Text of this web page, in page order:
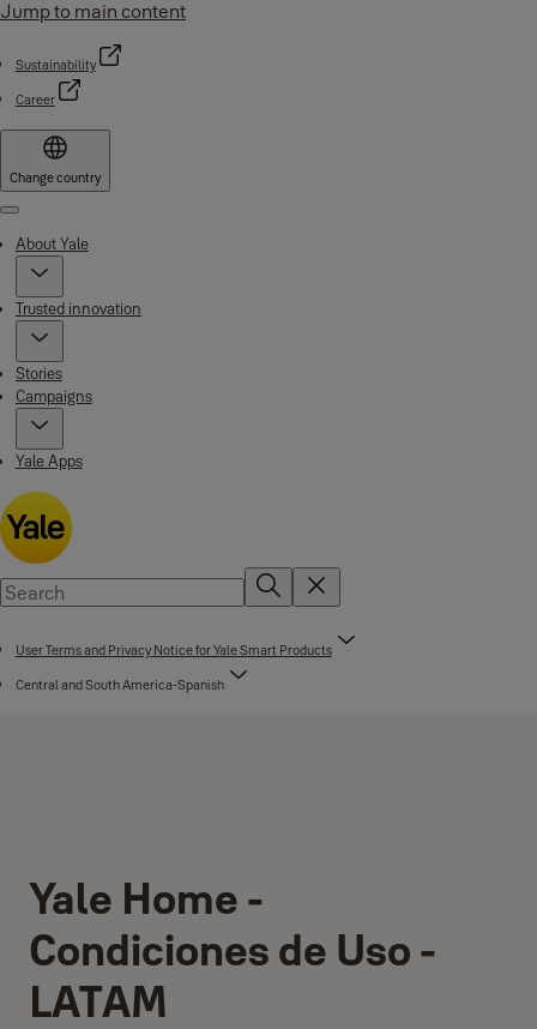
Jump to main content
Sustainability
Career
Change country
Menu
About Yale
Trusted innovation
Stories
Campaigns
Yale Apps
User Terms and Privacy Notice for Yale Smart Products
Central and South America-Spanish
Yale Home -
Condiciones de Uso -
LATAM